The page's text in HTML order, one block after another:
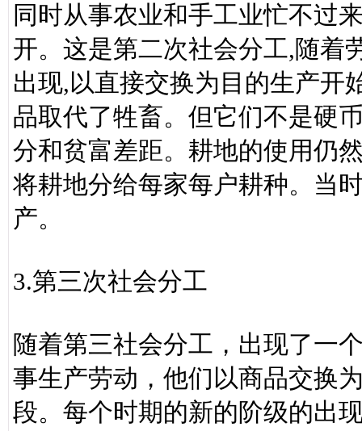
同时从事农业和手工业忙不过
开。这是第二次社会分工,随着
出现,以直接交换为目的生产开
品取代了牲畜。但它们不是硬
分和贫富差距。耕地的使用仍
将耕地分给每家每户耕种。当
产。
3.第三次社会分工
随着第三社会分工，出现了一
事生产劳动，他们以商品交换
段。每个时期的新的阶级的出